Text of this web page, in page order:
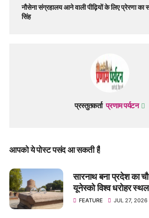
नौसेना संग्रहालय आने वाली पीढ़ियों के लिए प्रेरणा का
सिंह
प्रस्तुतकर्ता प्रणाम पर्यटन
आपको ये पोस्ट पसंद आ सकती हैं
सारनाथ बना प्रदेश का
यूनेस्को विश्व धरोहर स्थल
FEATURE JUL 27, 2026